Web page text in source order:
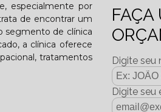
especialmente por
de encontrar um
segmento de clínica
a clínica oferece
tratamentos
FAÇA
Digite seu
Digite seu